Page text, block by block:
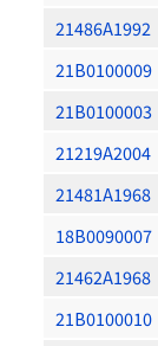
21486A1992
21B0100009
21B0100003
21219A2004
21481A1968
18B0090007
21462A1968
21B0100010